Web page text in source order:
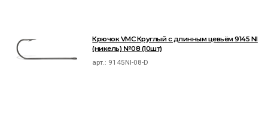
Крючок VMC Круглый с длинным цевьём 9145 NI
(никель) №08 (10шт)
арт.: 9145NI-08-D